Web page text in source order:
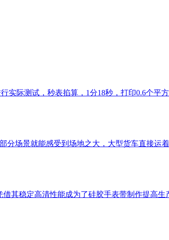
实际测试，秒表掐算，1分18秒，打印0.6个平
分场景就能感受到场地之大，大型货车直接运
其稳定高清性能成为了硅胶手表带制作提高